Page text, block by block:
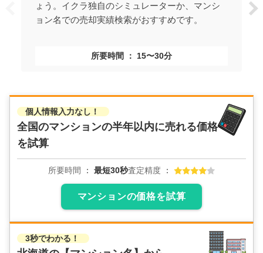
ょう。イクラ独自のシミュレーターか、マンシ
ョン名での売却実績検索がおすすめです。
所要時間 15〜30分
個人情報入力なし！
全国のマンションの半年以内に売れる価格
を試算
所要時間 最短30秒査定精度
マンションの価格を試算
3秒でわかる！